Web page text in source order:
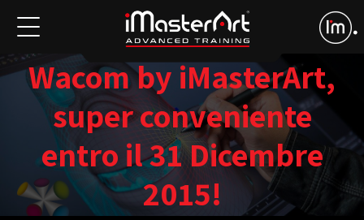
Wacom by iMasterArt,
super conveniente
entro il 31 Dicembre
2015!